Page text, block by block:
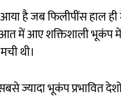
है जब फिलीपींस हाल
में आए शक्तिशाली भूकंप
थी।
ज्यादा भूकंप प्रभावित